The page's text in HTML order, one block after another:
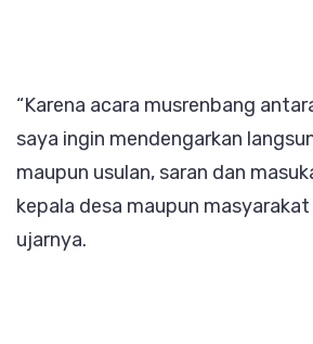
“Karena acara musrenbang
saya ingin mendengarkan
maupun usulan, saran dan
kepala desa maupun
ujarnya.